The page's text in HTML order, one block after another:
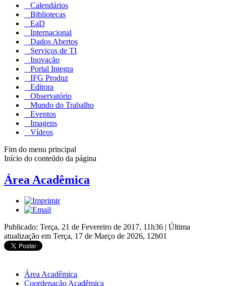
Calendários
Bibliotecas
EaD
Internacional
Dados Abertos
Serviços de TI
Inovação
Portal Integra
IFG Produz
Editora
Observatório
Mundo do Trabalho
Eventos
Imagens
Vídeos
Fim do menu principal
Início do conteúdo da página
Área Acadêmica
Publicado: Terça, 21 de Fevereiro de 2017, 11h36 | Última
atualização em Terça, 17 de Março de 2026, 12h01
Área Acadêmica
Coordenação Acadêmica